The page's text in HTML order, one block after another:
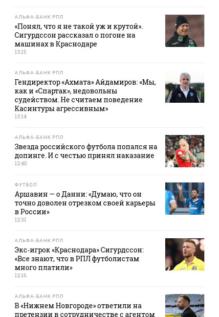
АЛЬФА-БАНК РПЛ
«Понял, что я не такой уж и крутой».
Сигурдссон рассказал о погоне на
машинах в Краснодаре
13:15
АЛЬФА-БАНК РПЛ
Гендиректор «Ахмата» Айдамиров: «Мы,
как и «Спартак», недовольны
судейством. Не считаем поведение
Касинтуры агрессивным»
13:14
АЛЬФА-БАНК РПЛ
Звезда российского футбола попался на
допинге. И с честью принял наказание
12:40
ФУТБОЛ
Аршавин — о Данни: «Думаю, что он
точно доволен отрезком своей карьеры
в России»
12:31
АЛЬФА-БАНК РПЛ
Экс‑игрок «Краснодара» Сигурдссон:
«Все знают, что в РПЛ футболистам
много платили»
12:16
АЛЬФА-БАНК РПЛ
В «Нижнем Новгороде» ответили на
претензии в сотрудничестве с агентом